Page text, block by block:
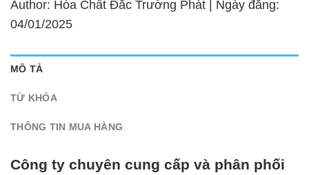
Author: Hóa Chất Đắc Trường Phát | Ngày đăng:
04/01/2025
MÔ TẢ
TỪ KHÓA
THÔNG TIN MUA HÀNG
Công ty chuyên cung cấp và phân phối